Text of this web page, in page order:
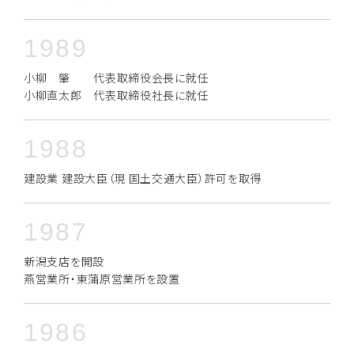
1989
小柳 肇 代表取締役会長に就任
小柳直太郎 代表取締役社長に就任
1988
建設業 建設大臣（現 国土交通大臣）許可を取得
1987
新潟支店を開設
燕営業所・東蒲原営業所を設置
1986